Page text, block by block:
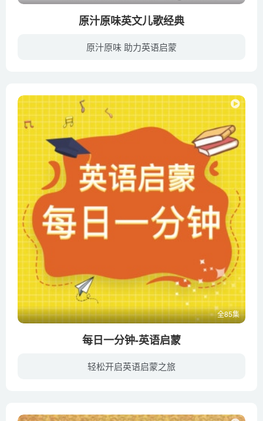
原汁原味英文儿歌经典
原汁原味 助力英语启蒙
全85集
每日一分钟-英语启蒙
轻松开启英语启蒙之旅